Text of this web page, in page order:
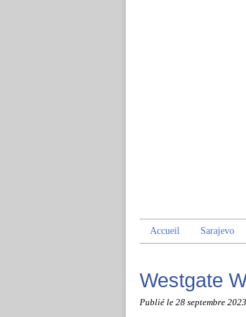
Accueil Sarajevo
Westgate
Publié le 28 septembre 2023